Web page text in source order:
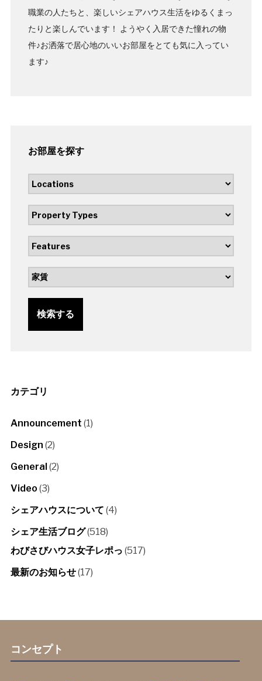
職業の人たちと、楽しいシェアハウス生活をゆるくまっ
たりと楽しんでいます！ ようやく入居できた憧れの物
件♪お洒落で居心地のいいお部屋をとても気に入ってい
ます♪
お部屋を探す
検索する
カテゴリ
Announcement (1)
Design (2)
General(2)
Video (3)
シェアハウスについて (4)
シェア生活ブログ(518)
わびさびハウス女子レポっ (517)
最新のお知らせ(17)
コンセプト